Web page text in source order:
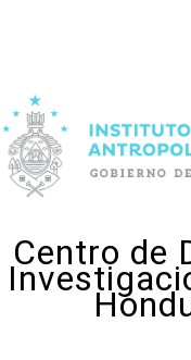
Centro de